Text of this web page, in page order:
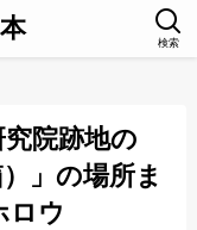
検索
究院跡地の
」の場所ま
ロウ